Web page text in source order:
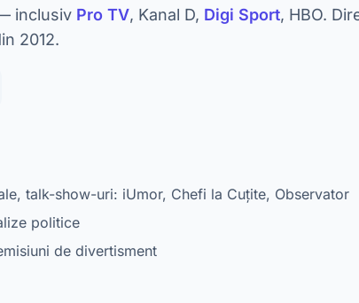
inclusiv Pro TV, Kanal D, Digi Sport, HBO.
2012.
talk-show-uri: iUmor, Chefi la Cuțite, Observator
politice
de divertisment